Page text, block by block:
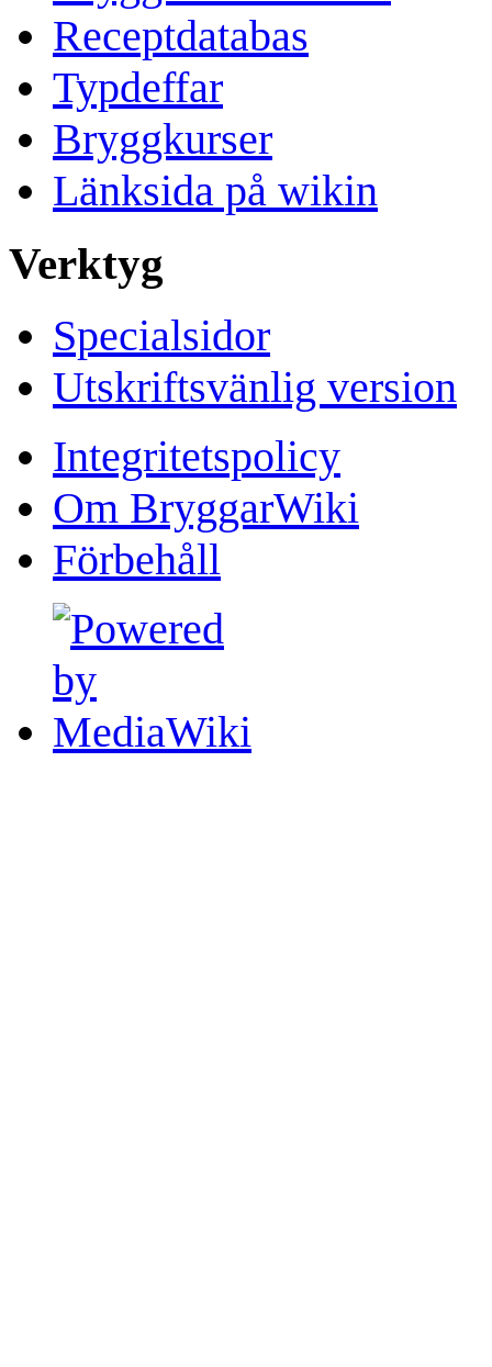
Receptdatabas
Typdeffar
Bryggkurser
Länksida på wikin
Verktyg
Specialsidor
Utskriftsvänlig version
Integritetspolicy
Om BryggarWiki
Förbehåll